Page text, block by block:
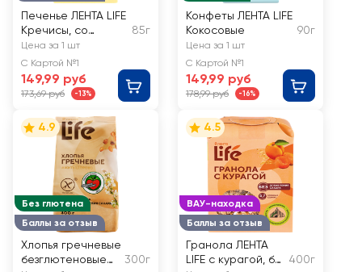
Печенье ЛЕНТА LIFE
Кречисы, со
вкусом сыра
пармезан
85г
Цена за 1 шт
С Картой №1
149,99 руб
173,69 руб -13%
Конфеты ЛЕНТА LIFE
Кокосовые
90г
Цена за 1 шт
С Картой №1
149,99 руб
178,99 руб -16%
Без глютена
Баллы за отзыв
4.9
Хлопья гречневые
безглютеновые
300г
ВАУ-находка
Баллы за отзыв
4.5
Гранола ЛЕНТА
LIFE с курагой, без
400г